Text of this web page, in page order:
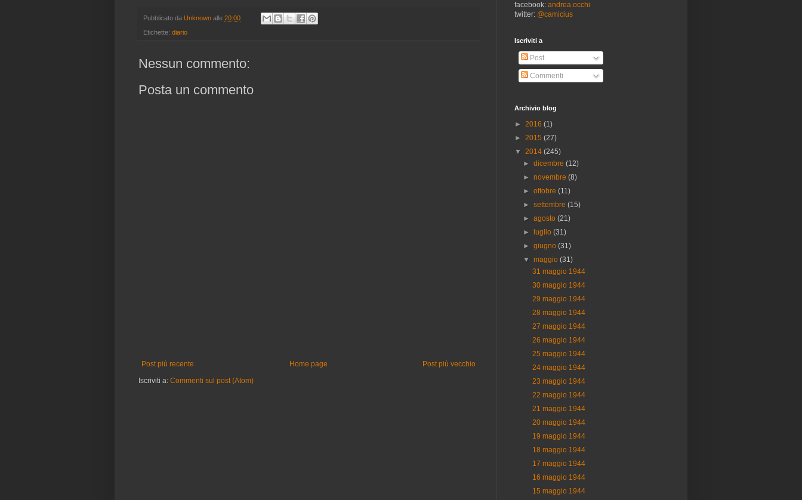
Pubblicato da Unknown alle 20:00
Etichette: diario
Nessun commento:
Posta un commento
Post più recente Post più vecchio
Home page
Iscriviti a: Commenti sul post (Atom)
facebook: andrea.occhi
twitter: @camicius
Iscriviti a
Post
Commenti
Archivio blog
► 2016 (1)
► 2015 (27)
▼ 2014 (245)
►dicembre(12)
►novembre(8)
►ottobre(11)
►settembre(15)
►agosto(21)
►
luglio(31)
►giugno(31)
▼maggio(31)
31 maggio 1944
30 maggio 1944
29 maggio 1944
28 maggio 1944
27 maggio 1944
26 maggio 1944
25 maggio 1944
24 maggio 1944
23 maggio 1944
22 maggio 1944
21 maggio 1944
20 maggio 1944
19 maggio 1944
18 maggio 1944
17 maggio 1944
16 maggio 1944
15 maggio 1944